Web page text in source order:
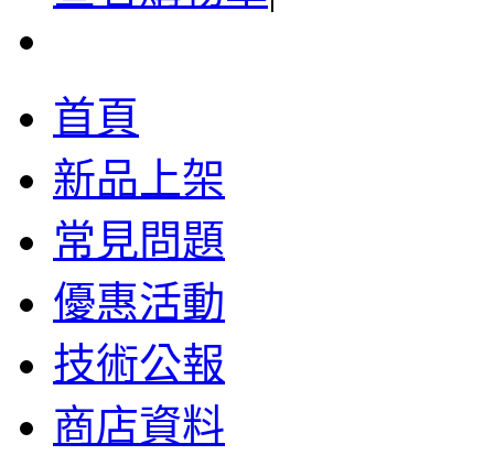
首頁
新品上架
常見問題
優惠活動
技術公報
商店資料